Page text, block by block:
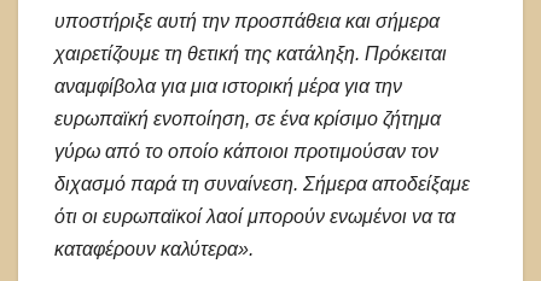
υποστήριξε αυτή την προσπάθεια και σήμερα
χαιρετίζουμε τη θετική της κατάληξη. Πρόκειται
αναμφίβολα για μια ιστορική μέρα για την
ευρωπαϊκή ενοποίηση, σε ένα κρίσιμο ζήτημα
γύρω από το οποίο κάποιοι προτιμούσαν τον
διχασμό παρά τη συναίνεση. Σήμερα αποδείξαμε
ότι οι ευρωπαϊκοί λαοί μπορούν ενωμένοι να τα
καταφέρουν καλύτερα».